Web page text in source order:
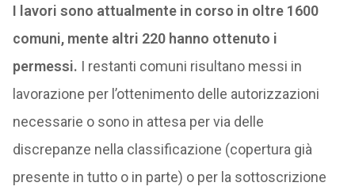
I lavori sono attualmente in corso in oltre 1600
comuni, mente altri 220 hanno ottenuto i
permessi. I restanti comuni risultano messi in
lavorazione per l’ottenimento delle autorizzazioni
necessarie o sono in attesa per via delle
discrepanze nella classificazione (copertura già
presente in tutto o in parte) o per la sottoscrizione